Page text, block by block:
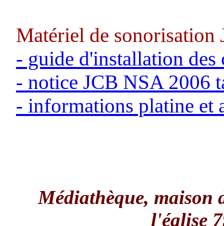
Matériel de sonorisation
- guide d'installation des
- notice JCB NSA 2006
- informations platine et
Médiathèque, maison
l'église